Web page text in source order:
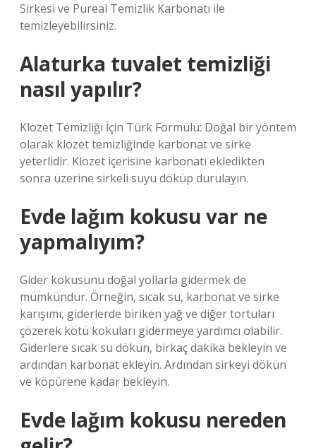
Sirkesi ve Pureal Temizlik Karbonatı ile
temizleyebilirsiniz.
Alaturka tuvalet temizliği
nasıl yapılır?
Klozet Temizliği İçin Türk Formülü: Doğal bir yöntem
olarak klozet temizliğinde karbonat ve sirke
yeterlidir. Klozet içerisine karbonatı ekledikten
sonra üzerine sirkeli suyu döküp durulayın.
Evde lağım kokusu var ne
yapmalıyım?
Gider kokusunu doğal yollarla gidermek de
mümkündür. Örneğin, sıcak su, karbonat ve sirke
karışımı, giderlerde biriken yağ ve diğer tortuları
çözerek kötü kokuları gidermeye yardımcı olabilir.
Giderlere sıcak su dökün, birkaç dakika bekleyin ve
ardından karbonat ekleyin. Ardından sirkeyi dökün
ve köpürene kadar bekleyin.
Evde lağım kokusu nereden